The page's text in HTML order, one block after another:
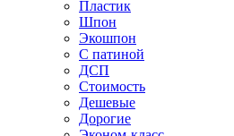
Пластик
Шпон
Экошпон
С патиной
ДСП
Стоимость
Дешевые
Дорогие